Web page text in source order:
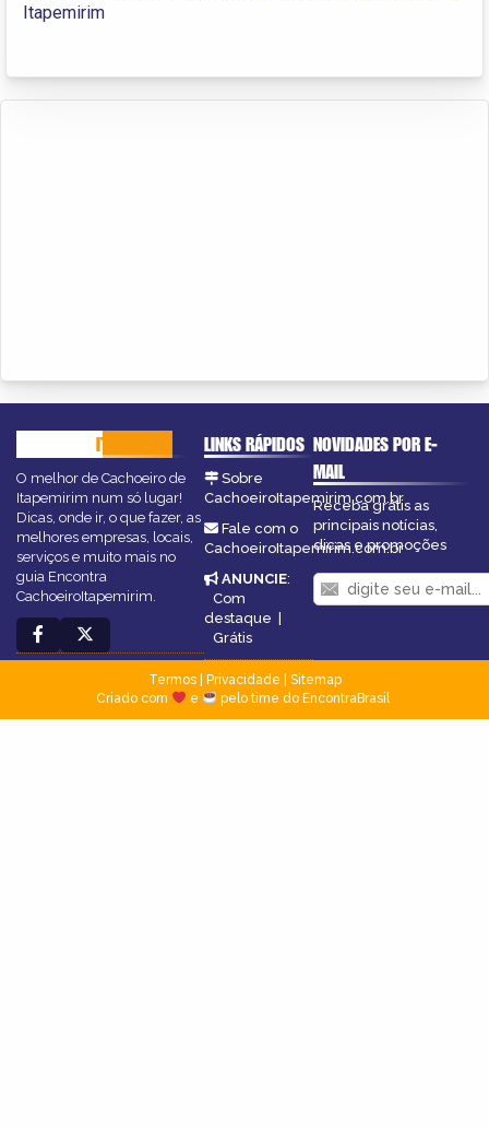
Itapemirim
ITAPEMIRIM
O melhor de Cachoeiro de
Itapemirim num só lugar!
Dicas, onde ir, o que fazer, as
melhores empresas, locais,
serviços e muito mais no
guia Encontra
CachoeiroItapemirim.
LINKS RÁPIDOS
Sobre
CachoeiroItapemirim.com.br
Fale com o
CachoeiroItapemirim.com.br
ANUNCIE:
Com
destaque |
Grátis
NOVIDADES POR E-
MAIL
Receba grátis as
principais notícias,
dicas e promoções
Termos| Privacidade
Sitemap
Criado com
e pelo time do EncontraBrasil